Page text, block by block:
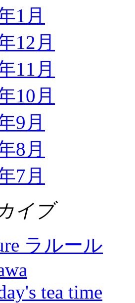
1月
12月
11月
10月
9月
8月
7月
イブ
ラルール
tea time